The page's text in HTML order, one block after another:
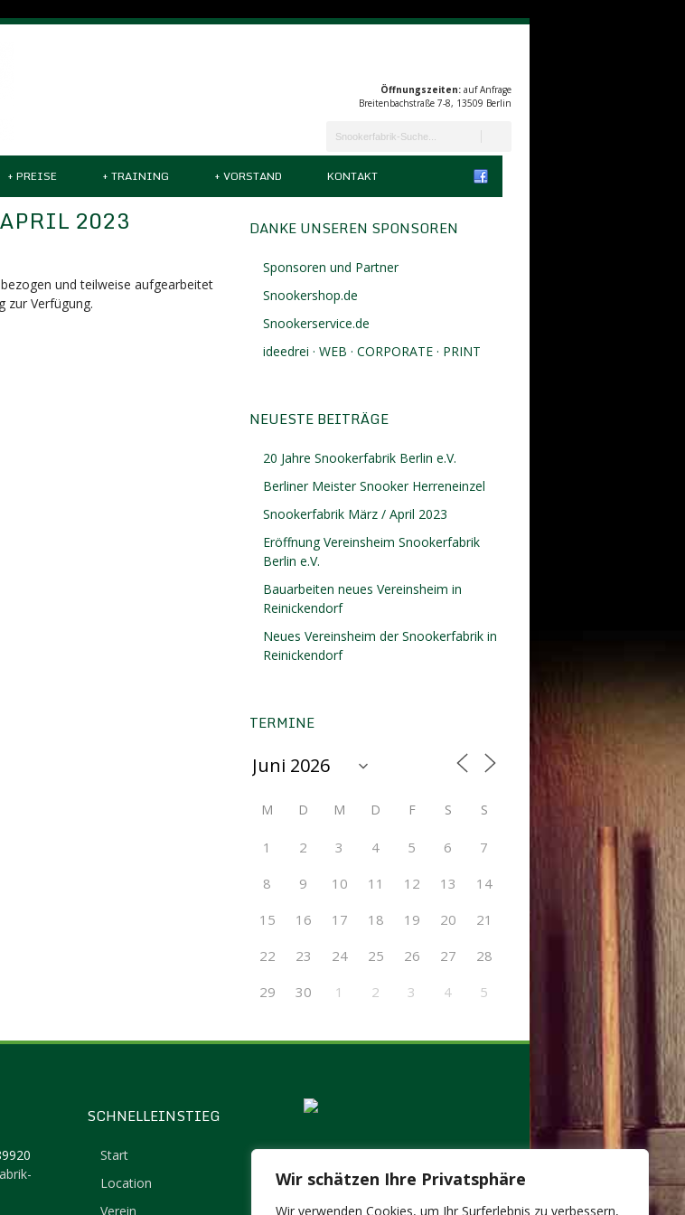
Wir schätzen Ihre Privatsphäre
Wir verwenden Cookies, um Ihr Surferlebnis zu verbessern,
Öffnungszeiten: auf Anfrage
Breitenbachstraße 7-8, 13509 Berlin
PREISE
+ TRAINING
+ VORSTAND
+ KONTAKT
2023
und teilweise aufgearbeitet
zur Verfügung.
DANKE UNSEREN SPONSOREN
Sponsoren und Partner
Snookershop.de
Snookerservice.de
ideedrei · WEB · CORPORATE · PRINT
NEUESTE BEITRÄGE
20 Jahre Snookerfabrik Berlin e.V.
Berliner Meister Snooker Herreneinzel
Snookerfabrik März / April 2023
Eröffnung Vereinsheim Snookerfabrik
Berlin e.V.
Bauarbeiten neues Vereinsheim in
Reinickendorf
Neues Vereinsheim der Snookerfabrik in
Reinickendorf
TERMINE
M D M D F S S
1 2 3 4 5 6
7
8
9 10 11 12 13
14
15
16 17 18 19 20
21
22
23 24 25 26 27
28
29
30 1 2 3 4 5
SCHNELLEINSTIEG
Start
Location
Verein